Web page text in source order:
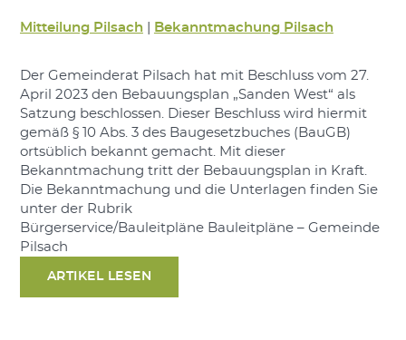
Mitteilung Pilsach| Bekanntmachung Pilsach
Der Gemeinderat Pilsach hat mit Beschluss vom 27.
April 2023 den Bebauungsplan „Sanden West“ als
Satzung beschlossen. Dieser Beschluss wird hiermit
gemäß § 10 Abs. 3 des Baugesetzbuches (BauGB)
ortsüblich bekannt gemacht. Mit dieser
Bekanntmachung tritt der Bebauungsplan in Kraft.
Die Bekanntmachung und die Unterlagen finden Sie
unter der Rubrik
Bürgerservice/Bauleitpläne Bauleitpläne – Gemeinde
Pilsach
ARTIKEL LESEN